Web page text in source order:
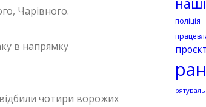
Чарівного.
в напрямку
чотири ворожих
поліція